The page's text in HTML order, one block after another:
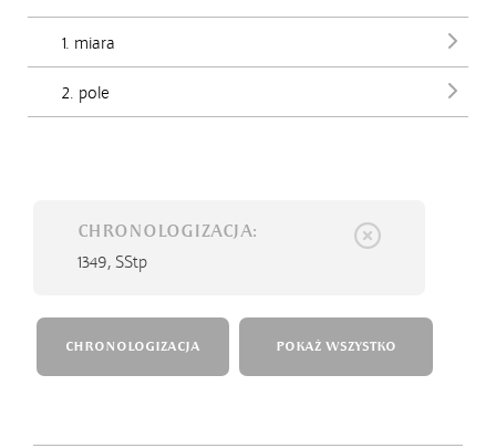
1. miara
2. pole
CHRONOLOGIZACJA:
1349, SStp
CHRONOLOGIZACJA POKAŻ WSZYSTKO